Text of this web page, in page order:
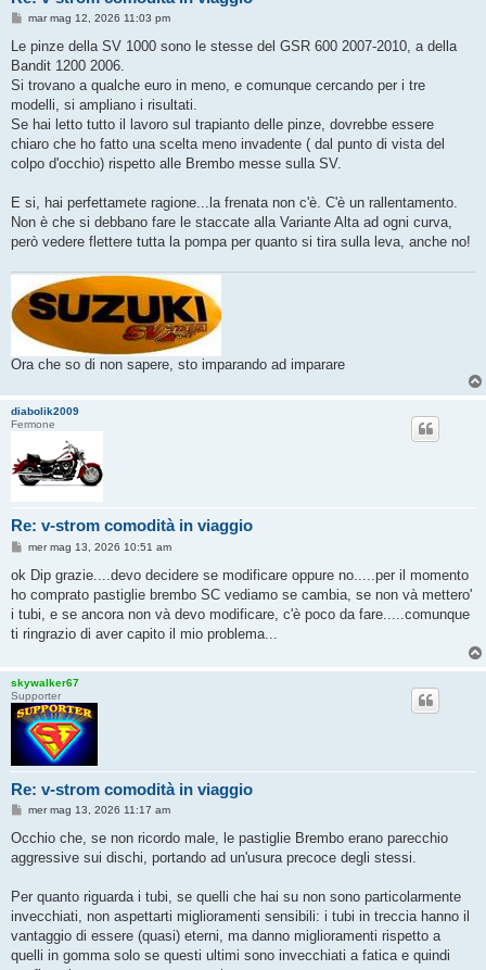
M
s
a
g
i
o
mar mag 12, 2026 11:03 pm
Le pinze della SV 1000 sono le stesse del GSR 600 2007-2010, a della
Bandit 1200 2006.
Si trovano a qualche euro in meno, e comunque cercando per i tre
modelli, si ampliano i risultati.
Se hai letto tutto il lavoro sul trapianto delle pinze, dovrebbe essere
chiaro che ho fatto una scelta meno invadente ( dal punto di vista del
colpo d'occhio) rispetto alle Brembo messe sulla SV.
E si, hai perfettamete ragione...la frenata non c'è. C'è un rallentamento.
Non è che si debbano fare le staccate alla Variante Alta ad ogni curva,
però vedere flettere tutta la pompa per quanto si tira sulla leva, anche no!
Ora che so di non sapere, sto imparando ad imparare
diabolik2009
Fermone
Re: v-strom comodità in viaggio
M
s
a
g
i
mer mag 13, 2026 10:51 am
ok Dip grazie....devo decidere se modificare oppure no.....per il momento
ho comprato pastiglie brembo SC vediamo se cambia, se non và mettero'
i tubi, e se ancora non và devo modificare, c'è poco da fare.....comunque
ti ringrazio di aver capito il mio problema...
skywalker67
Supporter
Re: v-strom comodità in viaggio
M
s
a
i
o
mer mag 13, 2026 11:17 am
Occhio che, se non ricordo male, le pastiglie Brembo erano parecchio
aggressive sui dischi, portando ad un'usura precoce degli stessi.
Per quanto riguarda i tubi, se quelli che hai su non sono particolarmente
invecchiati, non aspettarti miglioramenti sensibili: i tubi in treccia hanno il
vantaggio di essere (quasi) eterni, ma danno miglioramenti rispetto a
quelli in gomma solo se questi ultimi sono invecchiati a fatica e quindi